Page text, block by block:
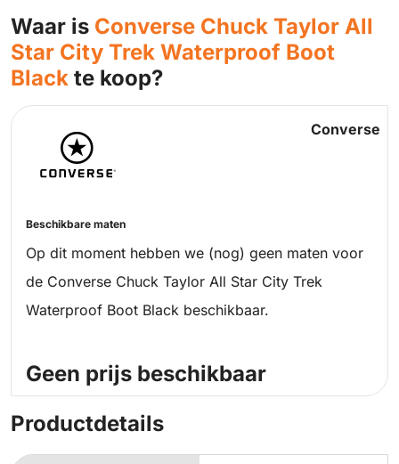
Waar is Converse Chuck Taylor All
Star City Trek Waterproof Boot
Black te koop?
Converse
Beschikbare maten
Op dit moment hebben we (nog) geen maten voor
de Converse Chuck Taylor All Star City Trek
Waterproof Boot Black beschikbaar.
Geen prijs beschikbaar
Productdetails